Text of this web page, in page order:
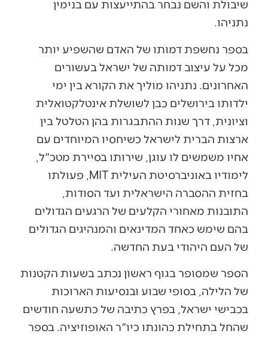
שיבולת והשם נבחר בהתייעצות עם בנימין
נתניהו.
בספר נחשפת דמותו של האדם שהשפיע יותר
מכל על עיצוב דמותה של ישראל בעשורים
האחרונים. נתניהו מוליך את הקורא בין ימי
ילדותו בירושלים כבן לשושלת אינטלקטואלית
וציונית, דרך שנות ההתבגרות בהן הטלטל בין
ארצות הברית לישראל כשיחסיו המיוחדים עם
אחיו משמשים לו עוגן, שירותו בסיירת מטכ"ל,
לימודיו באוניברסיטת העילית MIT, פעולתו
בחזית ההסברה הישראלית ועד הסודות,
התובנות מאחורי הקלעים של הרגעים הגדולים
בהם שימש כאחד המדינאים והמנהיגים הגדולים
של העם היהודי בעת החדשה.
הספר שמסופר בגוף ראשון נכתב בשעות הקטנות
של הלילה, בסופי שבוע ובנסיעות הארוכות
בכבישי ישראל, בפרץ כתיבה של כתשעה חודשים
שהחל בתחילת כהונתו כיו"ר האופוזיציה. בספר